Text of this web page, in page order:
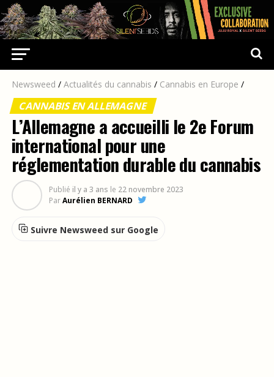
Newsweed / Actualités du cannabis / Cannabis en Europe /
CANNABIS EN ALLEMAGNE
L’Allemagne a accueilli le 2e Forum
international pour une
réglementation durable du cannabis
Publié il y a 3 ans le 22 novembre 2023
ParAurélien BERNARD
Suivre Newsweed sur Google